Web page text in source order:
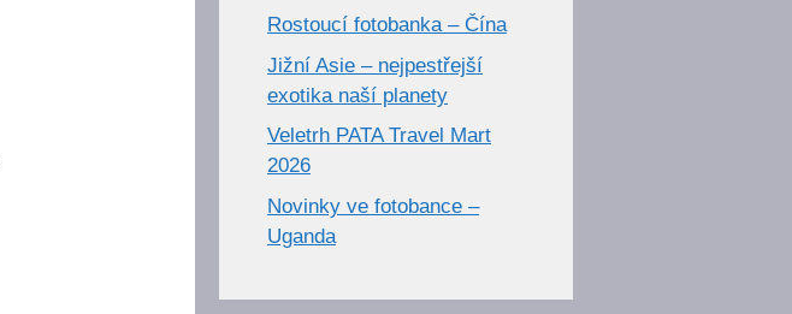
Rostoucí fotobanka – Čína
Jižní Asie – nejpestřejší
exotika naší planety
Veletrh PATA Travel Mart
2026
Novinky ve fotobance –
Uganda